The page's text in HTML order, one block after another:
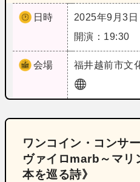
日時
2025年9月3日
開演：19:30
会場 福井越前市文
ワンコイン・コンサ
ヴァイロmarb～マリ
本を巡る詩》